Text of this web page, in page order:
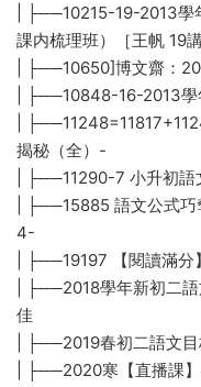
| ├──10215-19-2013學
課内梳理班）［王帆 19
| ├──10650]博文齋：
| ├──10848-16-2013
|
揭秘（全）-
| ├──11290-7 小升初
| ├──15885 語文公式
4-
| ├──19197 【閱讀滿
| ├──2018學年新初二
佳
| ├──2019春初二語文目
| ├──2020寒【直播課